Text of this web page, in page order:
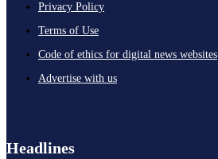
Privacy Policy
Terms of Use
Code of ethics for digital news websites
Advertise with us
Headlines